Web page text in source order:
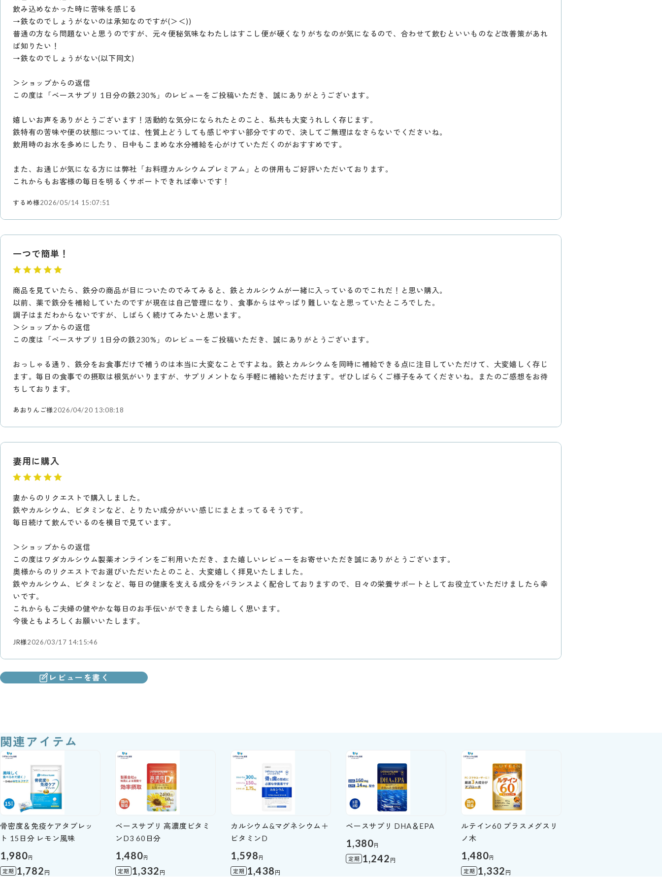
飲み込めなかった時に苦味を感じる
→鉄なのでしょうがないのは承知なのですが(＞＜))
普通の方なら問題ないと思うのですが、元々便秘気味なわたしはすこし便が硬くなりがちなのが気になるので、合わせて飲むといいものなど改善策があれ
ば知りたい！
→鉄なのでしょうがない(以下同文)
＞ショップからの返信
この度は「ベースサプリ 1日分の鉄230%」のレビューをご投稿いただき、誠にありがとうございます。
嬉しいお声をありがとうございます！活動的な気分になられたとのこと、私共も大変うれしく存じます。
鉄特有の苦味や便の状態については、性質上どうしても感じやすい部分ですので、決してご無理はなさらないでくださいね。
飲用時のお水を多めにしたり、日中もこまめな水分補給を心がけていただくのがおすすめです。
また、お通じが気になる方には弊社「お料理カルシウムプレミアム」との併用もご好評いただいております。
これからもお客様の毎日を明るくサポートできれば幸いです！
するめ様2026/05/14 15:07:51
一つで簡単！
商品を見ていたら、鉄分の商品が目についたのでみてみると、鉄とカルシウムが一緒に入っているのでこれだ！と思い購入。
以前、薬で鉄分を補給していたのですが現在は自己管理になり、食事からはやっぱり難しいなと思っていたところでした。
調子はまだわからないですが、しばらく続けてみたいと思います。
＞ショップからの返信
この度は「ベースサプリ 1日分の鉄230%」のレビューをご投稿いただき、誠にありがとうございます。
おっしゃる通り、鉄分をお食事だけで補うのは本当に大変なことですよね。鉄とカルシウムを同時に補給できる点に注目していただけて、大変嬉しく存じ
ます。毎日の食事での摂取は根気がいりますが、サプリメントなら手軽に補給いただけます。ぜひしばらくご様子をみてくださいね。またのご感想をお待
ちしております。
あおりんご様2026/04/20 13:08:18
妻用に購入
妻からのリクエストで購入しました。
鉄やカルシウム、ビタミンなど、とりたい成分がいい感じにまとまってるそうです。
毎日続けて飲んでいるのを横目で見ています。
＞ショップからの返信
この度はワダカルシウム製薬オンラインをご利用いただき、また嬉しいレビューをお寄せいただき誠にありがとうございます。
奥様からのリクエストでお選びいただいたとのこと、大変嬉しく拝見いたしました。
鉄やカルシウム、ビタミンなど、毎日の健康を支える成分をバランスよく配合しておりますので、日々の栄養サポートとしてお役立ていただけましたら幸
いです。
これからもご夫婦の健やかな毎日のお手伝いができましたら嬉しく思います。
今後ともよろしくお願いいたします。
JR様2026/03/17 14:15:46
レビューを書く
関連アイテム
骨密度＆免疫ケアタブレッ
ト 15日分 レモン風味
1,980円
定期 1,782 円
ベースサプリ 高濃度ビタミ
ンD3 60日分
1,480円
定期 1,332 円
カルシウム&マグネシウム＋
ビタミンD
1,598 円
定期 1,438 円
ベースサプリ DHA＆EPA
1,380円
定期 1,242 円
ルテイン60 プラスメグスリ
ノ木
1,480円
定期 1,332 円